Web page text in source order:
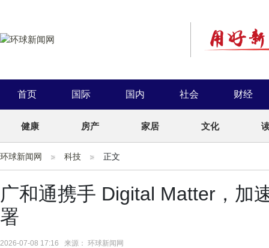
首页 国际 国内 社会 财经
健康 房产 家居 文化
环球新闻网 科技 正文
广和通携手 Digital Matter，加
署
2026-07-08 17:16 来源： 环球新闻网